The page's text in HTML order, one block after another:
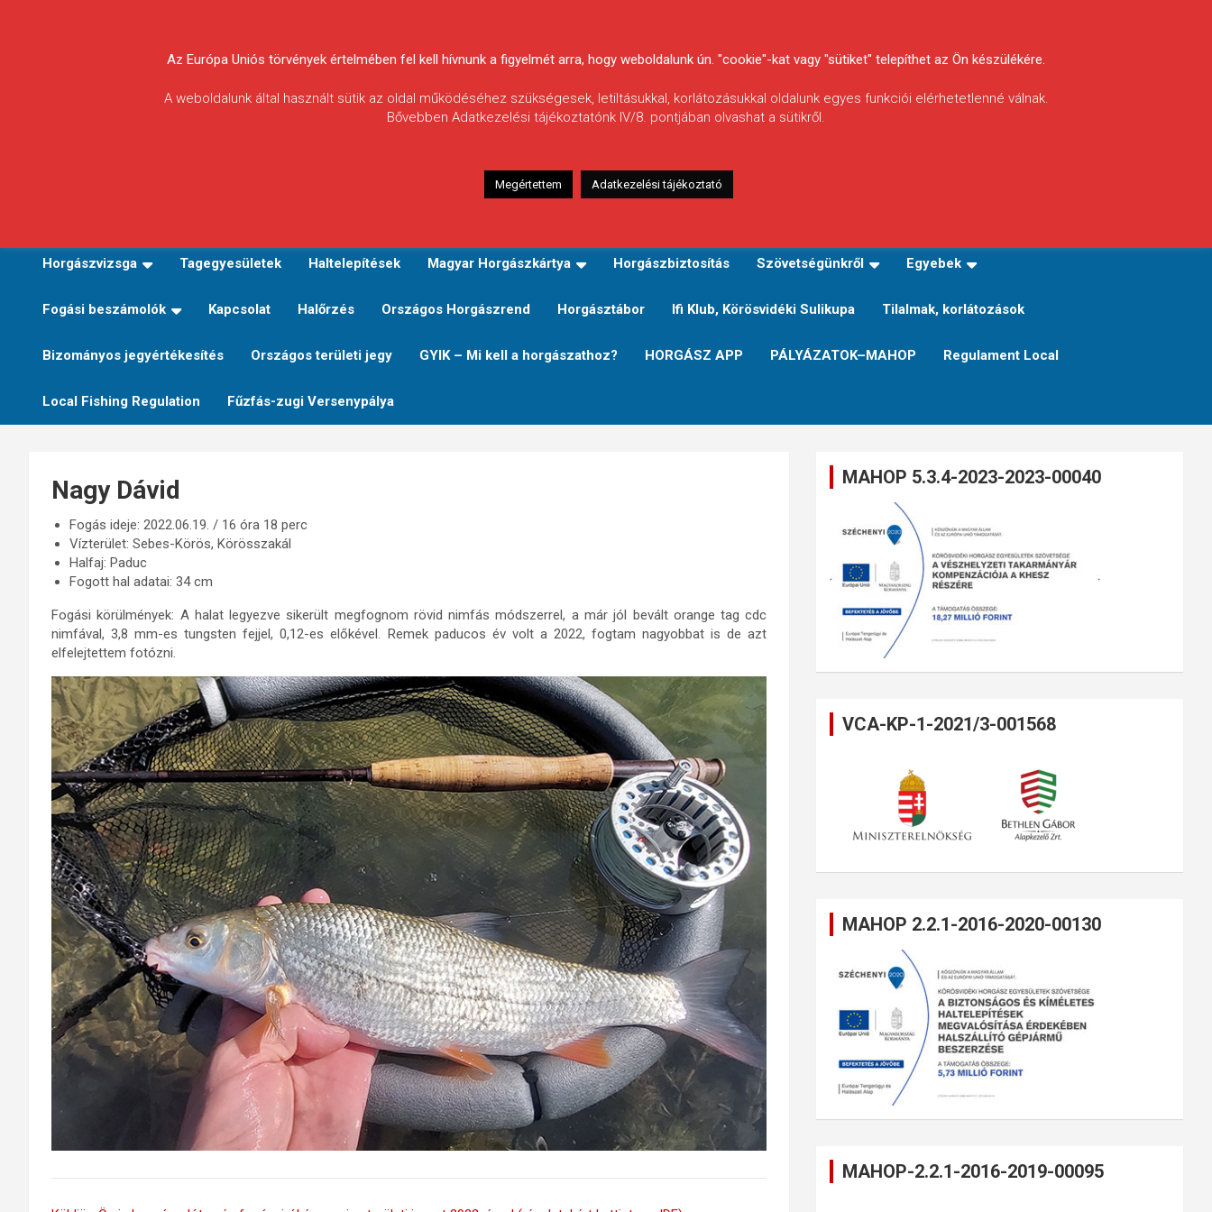
Körösvidéki Horgász
Egyesületek
Horgászvizsga Tagegyesületek Haltelepítések Magyar Horgászkártya Horgászbiztosítás Szövetségünkről Egyebek
Fogási beszámolók Kapcsolat Halőrzés Országos Horgászrend Horgásztábor Ifi Klub, Körösvidéki Sulikupa Tilalmak, korlátozások
Bizományos jegyértékesítés Országos területi jegy GYIK – Mi kell a horgászathoz? HORGÁSZ APP PÁLYÁZATOK–MAHOP Regulament Local
Local Fishing Regulation Fűzfás-zugi Versenypálya
Nagy Dávid
Fogás ideje: 2022.06.19. / 16 óra 18 perc
Vízterület: Sebes-Körös, Körösszakál
Halfaj: Paduc
Fogott hal adatai: 34 cm
Fogási körülmények: A halat legyezve sikerült megfognom rövid nimfás módszerrel, a már jól bevált orange tag cdc
nimfával, 3,8 mm-es tungsten fejjel, 0,12-es előkével. Remek paducos év volt a 2022, fogtam nagyobbat is de azt
elfelejtettem fotózni.
MAHOP 5.3.4-2023-2023-00040
VCA-KP-1-2021/3-001568
MAHOP 2.2.1-2016-2020-00130
MAHOP-2.2.1-2016-2019-00095
Az Európa Uniós törvények értelmében fel kell hívnunk a figyelmét arra, hogy weboldalunk ún. "cookie"-kat vagy "sütiket" telepíthet az Ön készülékére.
A weboldalunk által használt sütik az oldal működéséhez szükségesek, letiltásukkal, korlátozásukkal oldalunk egyes funkciói elérhetetlenné válnak.
Bővebben Adatkezelési tájékoztatónk IV/8. pontjában olvashat a sütikről.
Megértettem Adatkezelési tájékoztató